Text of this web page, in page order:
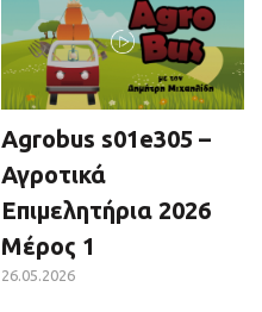
Agrobus s01e305 –
Αγροτικά
Επιμελητήρια 2026
Μέρος 1
26.05.2026